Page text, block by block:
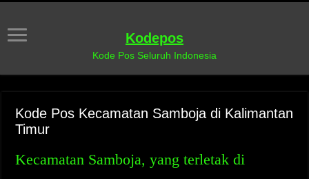
Kodepos
Kode Pos Seluruh Indonesia
Kode Pos Kecamatan Samboja di Kalimantan
Timur
Kecamatan Samboja, yang terletak di